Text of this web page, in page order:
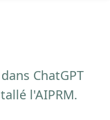
ChatGPT
l'AIPRM.